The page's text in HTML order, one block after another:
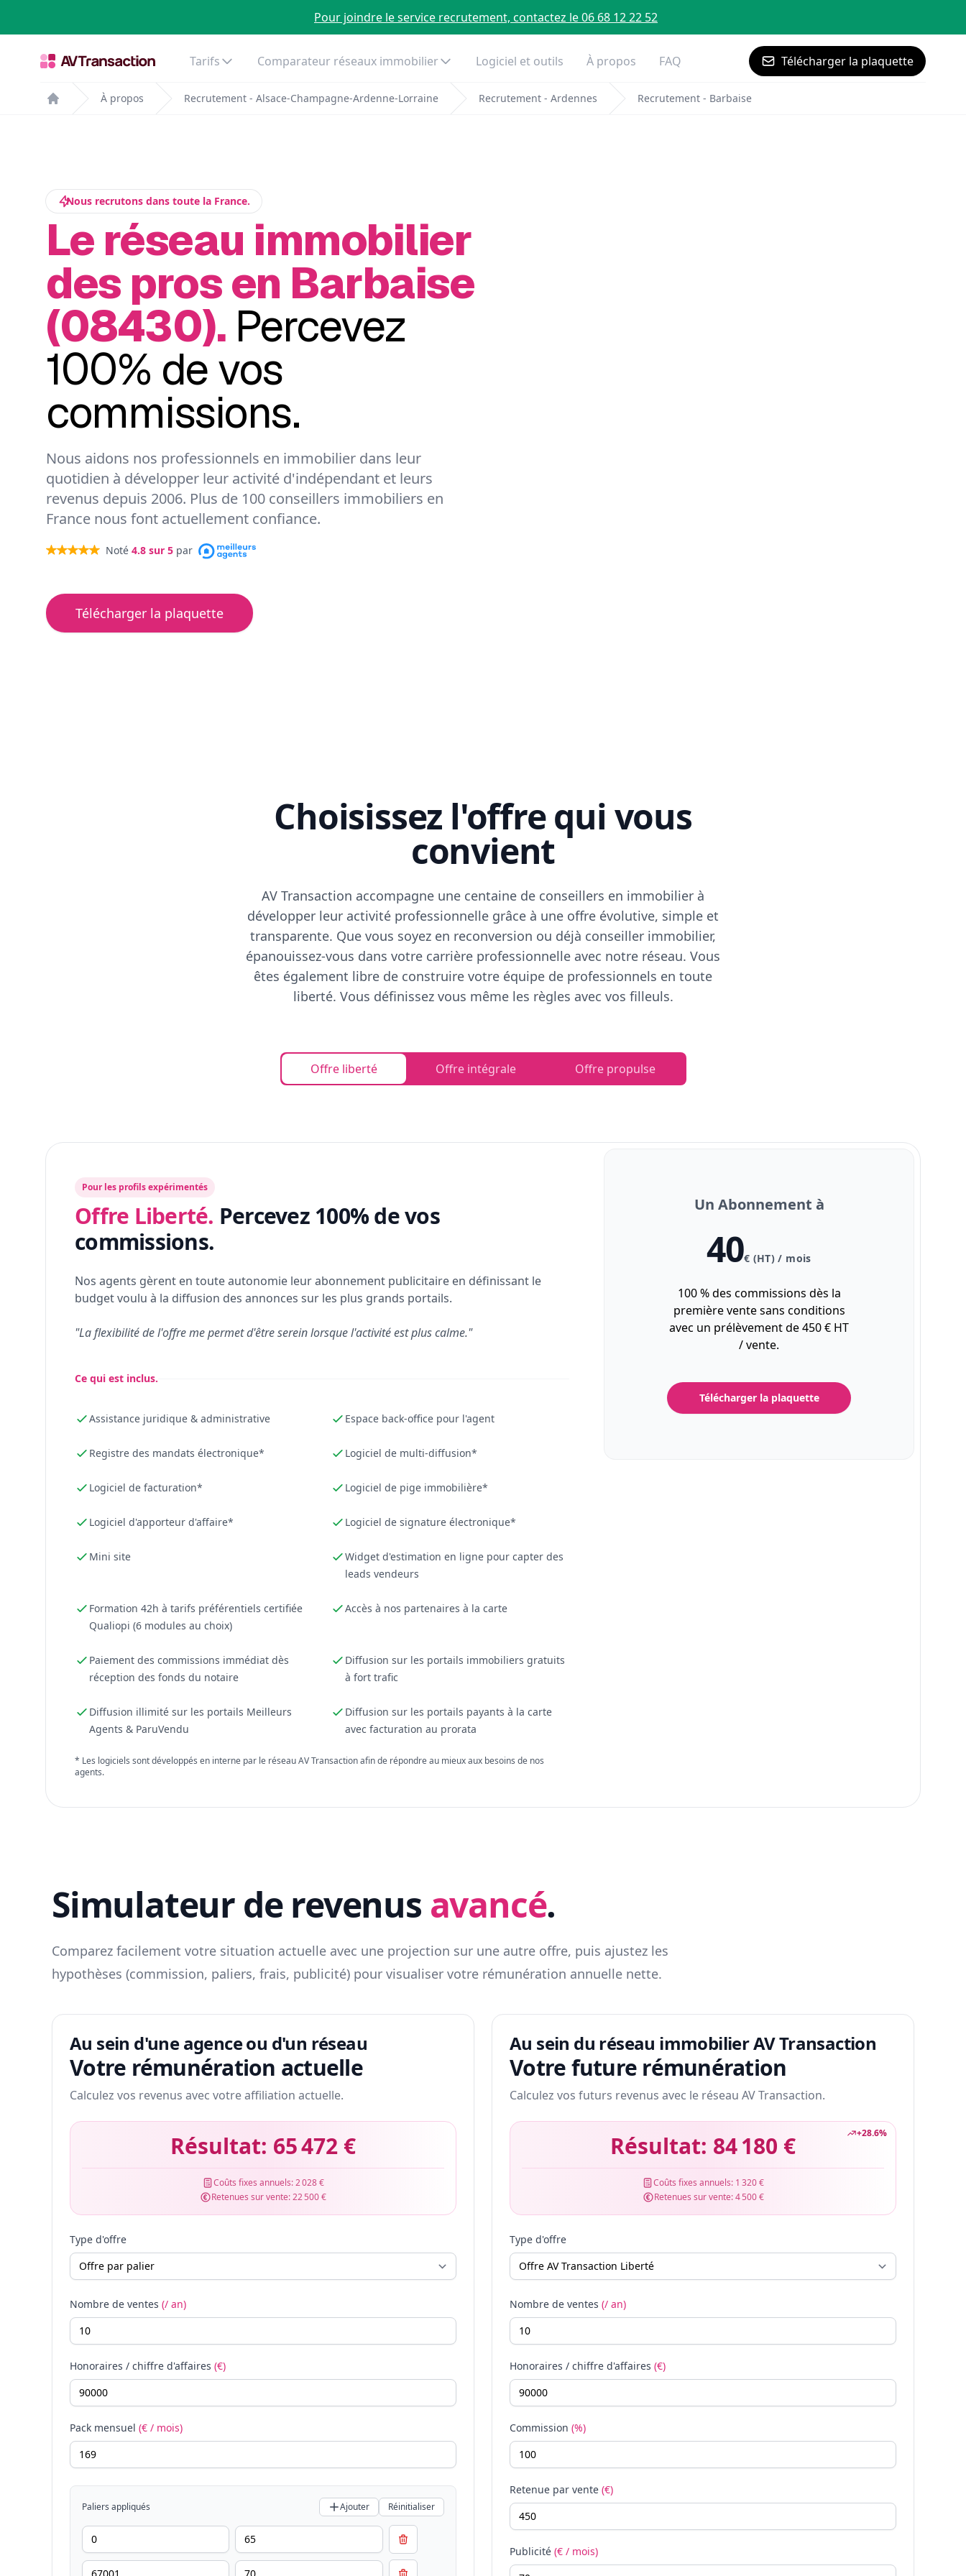
Pour joindre le service recrutement, contactez le 06 68 12 22 52
Tarifs Comparateur réseaux immobilier Logiciel et outils À propos FAQ Télécharger la plaquette
Home
À propos Recrutement - Alsace-Champagne-Ardenne-Lorraine Recrutement - Ardennes Recrutement - Barbaise
Nous recrutons dans toute la France.
Le réseau immobilier
des pros en Barbaise
(08430). Percevez
100% de vos
commissions.
Nous aidons nos professionnels en immobilier dans leur
quotidien à développer leur activité d'indépendant et leurs
revenus depuis 2006. Plus de 100 conseillers immobiliers en
France nous font actuellement confiance.
Noté 4.8 sur 5 par
Télécharger la plaquette
Choisissez l'offre qui vous
convient
AV Transaction accompagne une centaine de conseillers en immobilier à
développer leur activité professionnelle grâce à une offre évolutive, simple et
transparente. Que vous soyez en reconversion ou déjà conseiller immobilier,
épanouissez-vous dans votre carrière professionnelle avec notre réseau. Vous
êtes également libre de construire votre équipe de professionnels en toute
liberté. Vous définissez vous même les règles avec vos filleuls.
Offre liberté Offre intégrale Offre propulse
Pour les profils expérimentés
Offre Liberté. Percevez 100% de vos
commissions.
Nos agents gèrent en toute autonomie leur abonnement publicitaire en définissant le
budget voulu à la diffusion des annonces sur les plus grands portails.
"La flexibilité de l'offre me permet d'être serein lorsque l'activité est plus calme."
Ce qui est inclus.
Assistance juridique & administrative Espace back-office pour l'agent
Registre des mandats électronique* Logiciel de multi-diffusion*
Logiciel de facturation* Logiciel de pige immobilière*
Logiciel d'apporteur d'affaire* Logiciel de signature électronique*
Mini site
Widget d'estimation en ligne pour capter des
leads vendeurs
Formation 42h à tarifs préférentiels certifiée
Qualiopi (6 modules au choix)
Accès à nos partenaires à la carte
Paiement des commissions immédiat dès
réception des fonds du notaire
Diffusion sur les portails immobiliers gratuits
à fort trafic
Diffusion illimité sur les portails Meilleurs
Agents & ParuVendu
Diffusion sur les portails payants à la carte
avec facturation au prorata
* Les logiciels sont développés en interne par le réseau AV Transaction afin de répondre au mieux aux besoins de nos
agents.
Un Abonnement à
40€ (HT) / mois
100 % des commissions dès la
première vente sans conditions
avec un prélèvement de 450 € HT
/ vente.
Télécharger la plaquette
Simulateur de revenus avancé.
Comparez facilement votre situation actuelle avec une projection sur une autre offre, puis ajustez les
hypothèses (commission, paliers, frais, publicité) pour visualiser votre rémunération annuelle nette.
Au sein d'une agence ou d'un réseau
Votre rémunération actuelle
Calculez vos revenus avec votre affiliation actuelle.
Résultat: 65 472 €
Coûts fixes annuels:2 028 €
Retenues sur vente:22 500 €
Type d'offre
Nombre de ventes (/ an)
Honoraires / chiffre d'affaires (€)
Pack mensuel (€ / mois)
Paliers appliqués Ajouter Réinitialiser
Au sein du réseau immobilier AV Transaction
Votre future rémunération
Calculez vos futurs revenus avec le réseau AV Transaction.
+28.6%
Résultat: 84 180 €
Coûts fixes annuels: 1 320 €
Retenues sur vente:4 500 €
Type d'offre
Nombre de ventes (/ an)
Honoraires / chiffre d'affaires (€)
Commission (%)
Retenue par vente (€)
Publicité (€ / mois)